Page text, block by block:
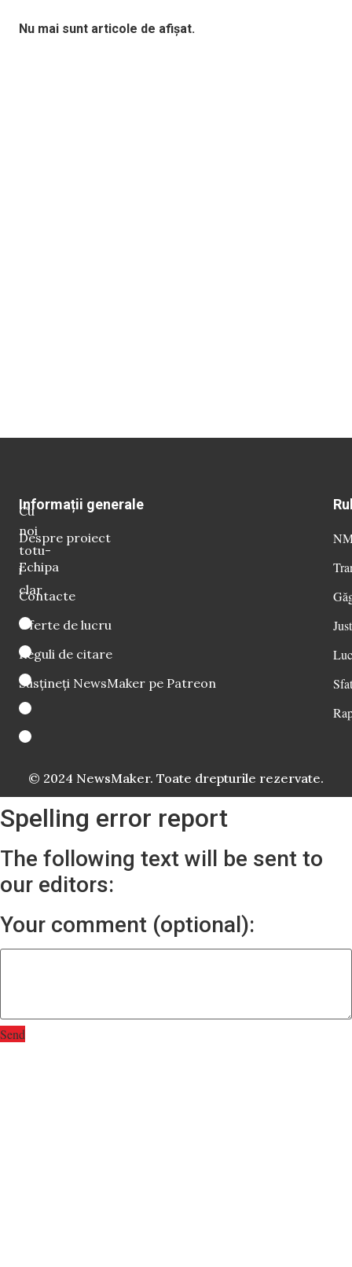
Nu mai sunt articole de afișat.
Cu
noi
totu-
i
clar
Informații generale
Despre proiect
Echipa
Contacte
Oferte de lucru
Reguli de citare
Susțineți NewsMaker pe Patreon
© 2024 NewsMaker. Toate drepturile rezervate.
Spelling error report
The following text will be sent to
our editors:
Your comment (optional):
Send